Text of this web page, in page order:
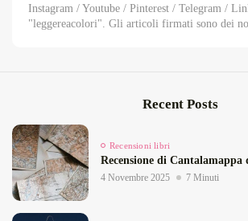
Instagram / Youtube / Pinterest / Telegram /
"leggereacolori". Gli articoli firmati sono dei
Recent Posts
Recensioni libri
Recensione di
4 Novembre 2025 7 Minuti